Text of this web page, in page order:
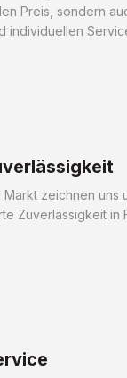
Preis, sondern
individuellen
Markt zeichnen uns
Zuverlässigkeit in